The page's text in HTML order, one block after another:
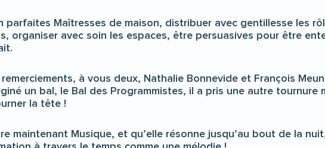
parfaites Maîtresses de maison, distribuer avec gentillesse les
organiser avec soin les espaces, être persuasives pour être
à vous deux, Nathalie Bonnevide et François
un bal, le Bal des Programmistes, il a pris une autre tournure
la tête !
maintenant Musique, et qu’elle résonne jusqu’au bout de la